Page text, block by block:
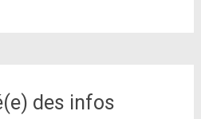
des infos